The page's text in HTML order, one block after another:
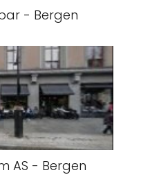
- Bergen
AS - Bergen